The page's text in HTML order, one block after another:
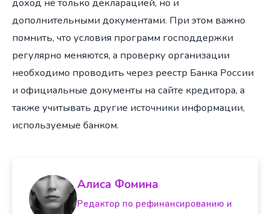
доход не только декларацией, но и
дополнительными документами. При этом важно
помнить, что условия программ господдержки
регулярно меняются, а проверку организации
необходимо проводить через реестр Банка России
и официальные документы на сайте кредитора, а
также учитывать другие источники информации,
используемые банком.
Алиса Фомина
Редактор по рефинансированию и